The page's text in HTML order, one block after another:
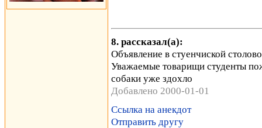
8. рассказал(а):
Объявление в стуенчиской
Уважаемые товарищи студенты
собаки уже здохло
Добавлено 2000-01-01
Ссылка на анекдот
Отправить другу